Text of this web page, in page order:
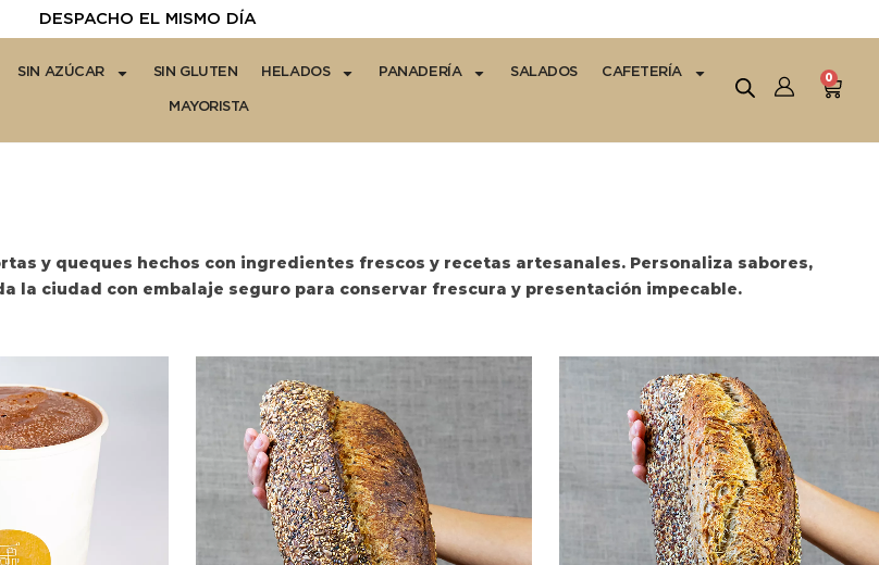
DESPACHO EL MISMO DÍA
SIN AZÚCAR SIN GLUTEN HELADOS PANADERÍA SALADOS CAFETERÍA
MAYORISTA
0
y queques hechos con ingredientes frescos y recetas artesanales. Personaliza sabores,
la ciudad con embalaje seguro para conservar frescura y presentación impecable.